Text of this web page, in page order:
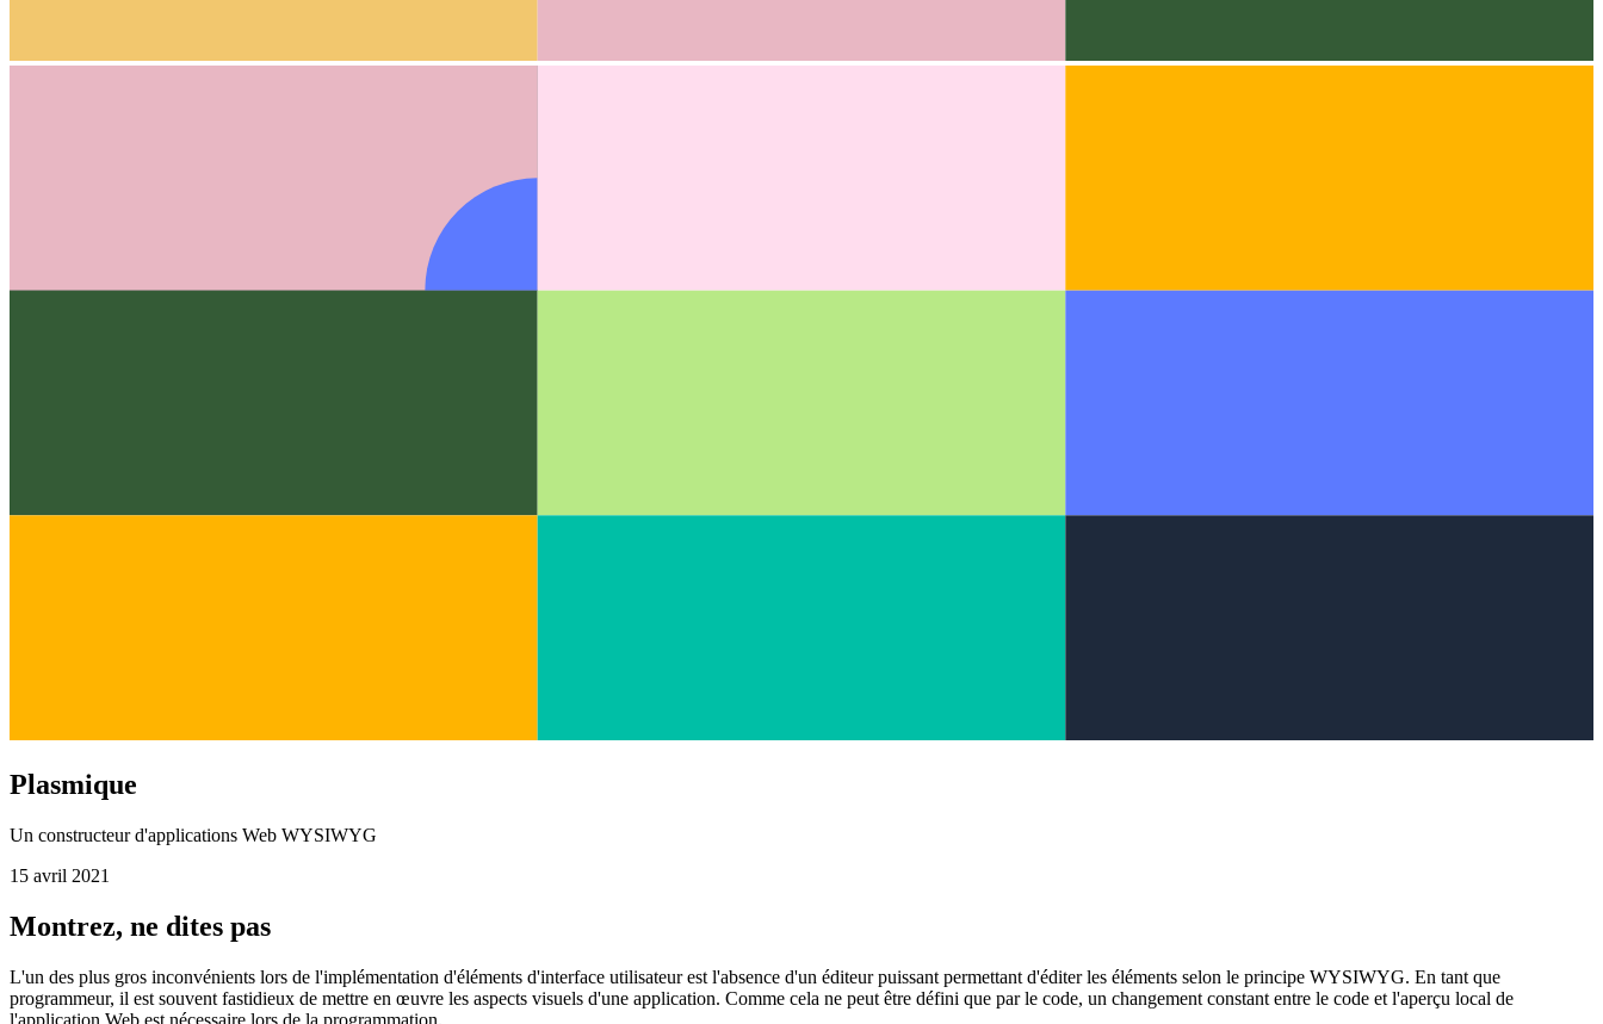
Plasmique
Un constructeur d'applications Web WYSIWYG
15 avril 2021
Montrez, ne dites pas